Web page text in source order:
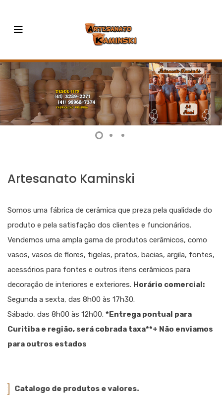
Artesanato Kaminski
Somos uma fábrica de cerâmica que preza pela qualidade do
produto e pela satisfação dos clientes e funcionários.
Vendemos uma ampla gama de produtos cerâmicos, como
vasos, vasos de flores, tigelas, pratos, bacias, argila, fontes,
acessórios para fontes e outros itens cerâmicos para
decoração de interiores e exteriores. Horário comercial:
Segunda a sexta, das 8h00 às 17h30.
Sábado, das 8h00 às 12h00. *Entrega pontual para
Curitiba e região, será cobrada taxa**+ Não enviamos
para outros estados
Catalogo de produtos e valores.